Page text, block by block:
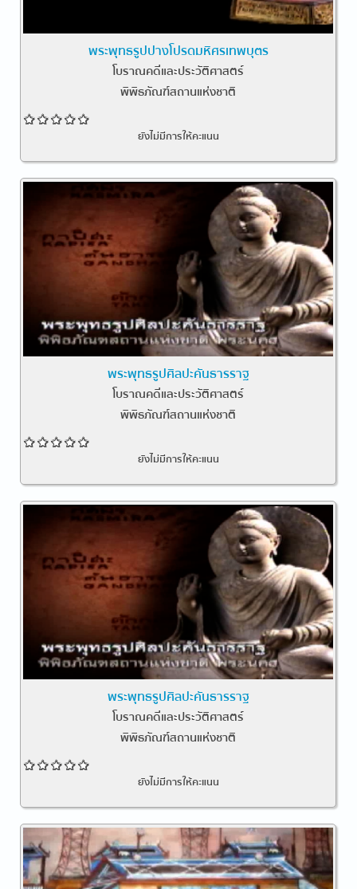
พระพุทธรูปปางโปรดมหิศรเทพบุตร
โบราณคดีและประวัติศาสตร์
พิพิธภัณฑ์สถานแห่งชาติ
ยังไม่มีการให้คะแนน
พระพุทธรูปศิลปะคันธารราฐ
โบราณคดีและประวัติศาสตร์
พิพิธภัณฑ์สถานแห่งชาติ
ยังไม่มีการให้คะแนน
พระพุทธรูปศิลปะคันธารราฐ
โบราณคดีและประวัติศาสตร์
พิพิธภัณฑ์สถานแห่งชาติ
ยังไม่มีการให้คะแนน